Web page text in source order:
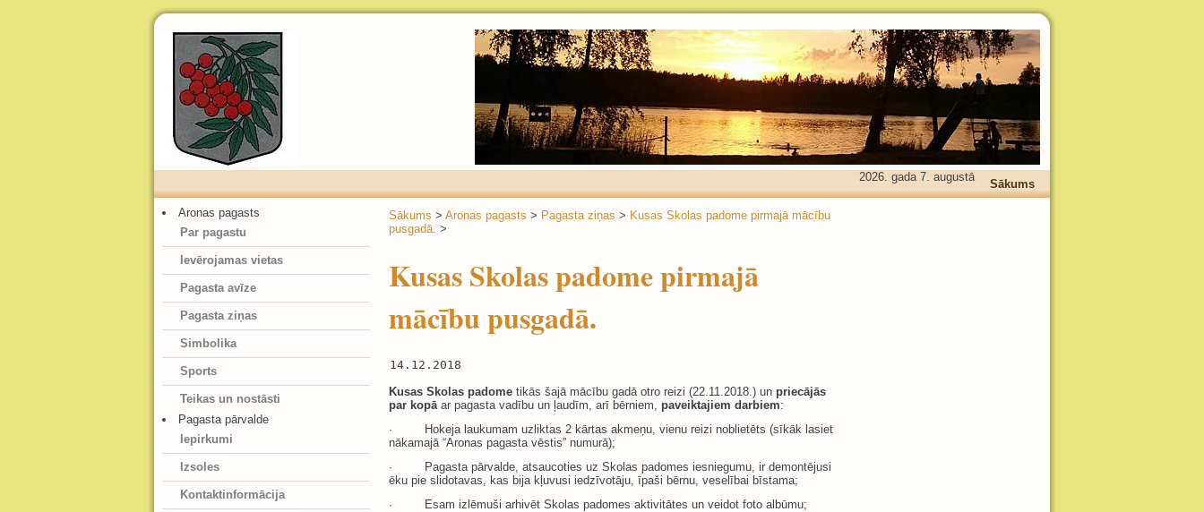
Sākums
2026. gada 7. augustā
Aronas pagasts
Par pagastu
Ievērojamas vietas
Pagasta avīze
Pagasta ziņas
Simbolika
Sports
Teikas un nostāsti
Pagasta pārvalde
Iepirkumi
Izsoles
Kontaktinformācija
Sākums > Aronas pagasts > Pagasta ziņas > Kusas Skolas padome pirmajā mācību
pusgadā. >
Kusas Skolas padome pirmajā
mācību pusgadā.
14.12.2018
Kusas Skolas padome tikās šajā mācību gadā otro reizi (22.11.2018.) un priecājās
par kopā ar pagasta vadību un ļaudīm, arī bērniem, paveiktajiem darbiem:
·
Hokeja laukumam uzliktas 2 kārtas akmeņu, vienu reizi noblietēts (sīkāk lasiet
nākamajā “Aronas pagasta vēstis” numurā);
·
Pagasta pārvalde, atsaucoties uz Skolas padomes iesniegumu, ir demontējusi
ēku pie slidotavas, kas bija kļuvusi iedzīvotāju, īpaši bērnu, veselībai bīstama;
·
Esam izlēmuši arhivēt Skolas padomes aktivitātes un veidot foto albūmu;